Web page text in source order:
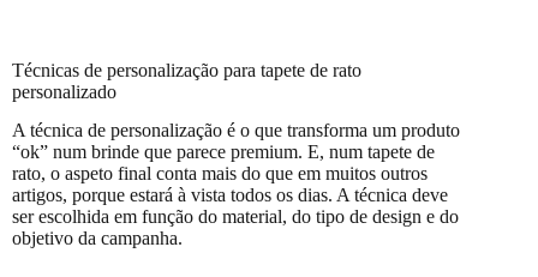
Técnicas de personalização para tapete de rato
personalizado
A técnica de personalização é o que transforma um produto
“ok” num brinde que parece premium. E, num tapete de
rato, o aspeto final conta mais do que em muitos outros
artigos, porque estará à vista todos os dias. A técnica deve
ser escolhida em função do material, do tipo de design e do
objetivo da campanha.